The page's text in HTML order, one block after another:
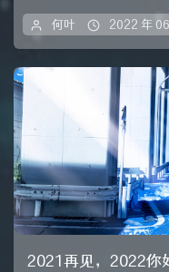
何叶 2022 年
2021再见，2022